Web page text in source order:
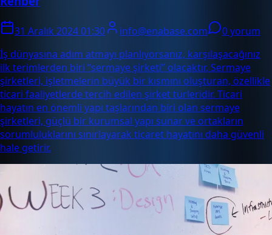
31 Aralık 2024 01:30 info@enabase.com
0 yorum
İş dünyasına adım atmayı planlıyorsanız, karşılaşacağınız
ilk terimlerden biri “sermaye şirketi” olacaktır. Sermaye
şirketleri, işletmelerin büyük bir kısmını oluşturan, özellikle
ticari faaliyetlerde tercih edilen şirket türleridir. Ticari
hayatın en önemli yapı taşlarından biri olan sermaye
şirketleri, güçlü bir kurumsal yapı sunar ve ortakların
sorumluluklarını sınırlayarak ticaret hayatını daha güvenli
hale getirir.